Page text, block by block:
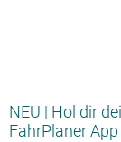
NEU | Hol dir
FahrPlaner App